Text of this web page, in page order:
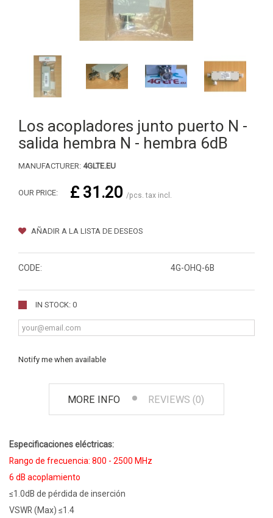
Los acopladores junto puerto N -
salida hembra N - hembra 6dB
MANUFACTURER: 4GLTE.EU
OUR PRICE: £ 31.20 /pcs. tax incl.
AÑADIR A LA LISTA DE DESEOS
CODE: 4G-OHQ-6B
IN STOCK: 0
Notify me when available
MORE INFO REVIEWS (0)
Especificaciones eléctricas:
Rango de frecuencia: 800 - 2500 MHz
6 dB acoplamiento
≤1.0dB de pérdida de inserción
VSWR (Max) ≤1.4